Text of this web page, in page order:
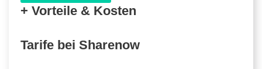
+ Vorteile & Kosten
Tarife bei Sharenow